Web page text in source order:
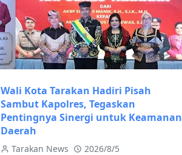
Wali Kota Tarakan Hadiri Pisah
Sambut Kapolres, Tegaskan
Pentingnya Sinergi untuk Keamanan
Daerah
Tarakan News 2026/8/5